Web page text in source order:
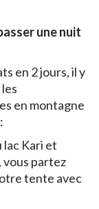
une nuit
en 2 jours, il y
en montagne
lac Kari et
vous partez
tente avec